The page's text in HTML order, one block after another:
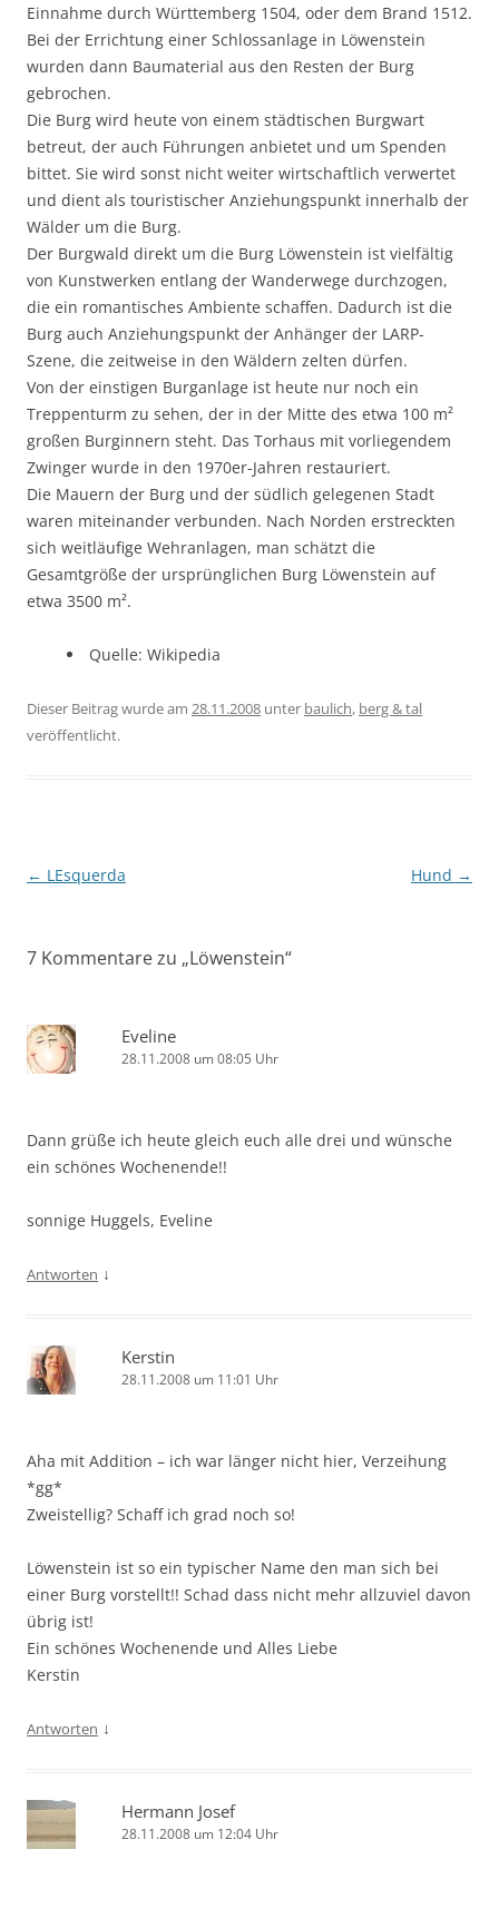
Einnahme durch Württemberg 1504, oder dem Brand 1512.
Bei der Errichtung einer Schlossanlage in Löwenstein
wurden dann Baumaterial aus den Resten der Burg
gebrochen.
Die Burg wird heute von einem städtischen Burgwart
betreut, der auch Führungen anbietet und um Spenden
bittet. Sie wird sonst nicht weiter wirtschaftlich verwertet
und dient als touristischer Anziehungspunkt innerhalb der
Wälder um die Burg.
Der Burgwald direkt um die Burg Löwenstein ist vielfältig
von Kunstwerken entlang der Wanderwege durchzogen,
die ein romantisches Ambiente schaffen. Dadurch ist die
Burg auch Anziehungspunkt der Anhänger der LARP-
Szene, die zeitweise in den Wäldern zelten dürfen.
Von der einstigen Burganlage ist heute nur noch ein
Treppenturm zu sehen, der in der Mitte des etwa 100 m²
großen Burginnern steht. Das Torhaus mit vorliegendem
Zwinger wurde in den 1970er-Jahren restauriert.
Die Mauern der Burg und der südlich gelegenen Stadt
waren miteinander verbunden. Nach Norden erstreckten
sich weitläufige Wehranlagen, man schätzt die
Gesamtgröße der ursprünglichen Burg Löwenstein auf
etwa 3500 m².
Quelle: Wikipedia
Dieser Beitrag wurde am 28.11.2008 unter baulich, berg & tal
veröffentlicht.
Beitragsnavigation
← LEsquerda Hund →
7 Kommentare zu „Löwenstein“
Eveline
28.11.2008 um 08:05 Uhr
Dann grüße ich heute gleich euch alle drei und wünsche
ein schönes Wochenende!!
sonnige Huggels, Eveline
Antworten ↓
Kerstin
28.11.2008 um 11:01 Uhr
Aha mit Addition – ich war länger nicht hier, Verzeihung
*gg*
Zweistellig? Schaff ich grad noch so!
Löwenstein ist so ein typischer Name den man sich bei
einer Burg vorstellt!! Schad dass nicht mehr allzuviel davon
übrig ist!
Ein schönes Wochenende und Alles Liebe
Kerstin
Antworten ↓
Hermann Josef
28.11.2008 um 12:04 Uhr